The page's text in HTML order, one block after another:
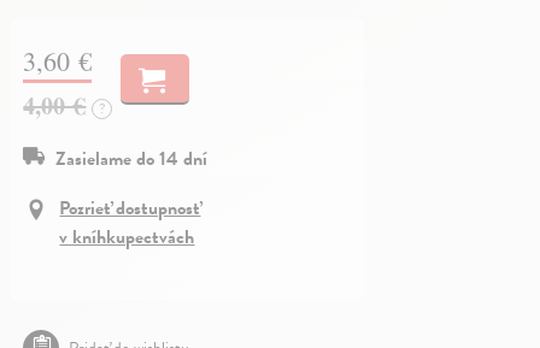
3,60 €
4,00 € ?
Zasielame do 14 dní
Pozrieť dostupnosť
v kníhkupectvách